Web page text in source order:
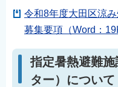
令和8年度大田区涼
募集要項（Word：
指定暑熱避難
ター）について